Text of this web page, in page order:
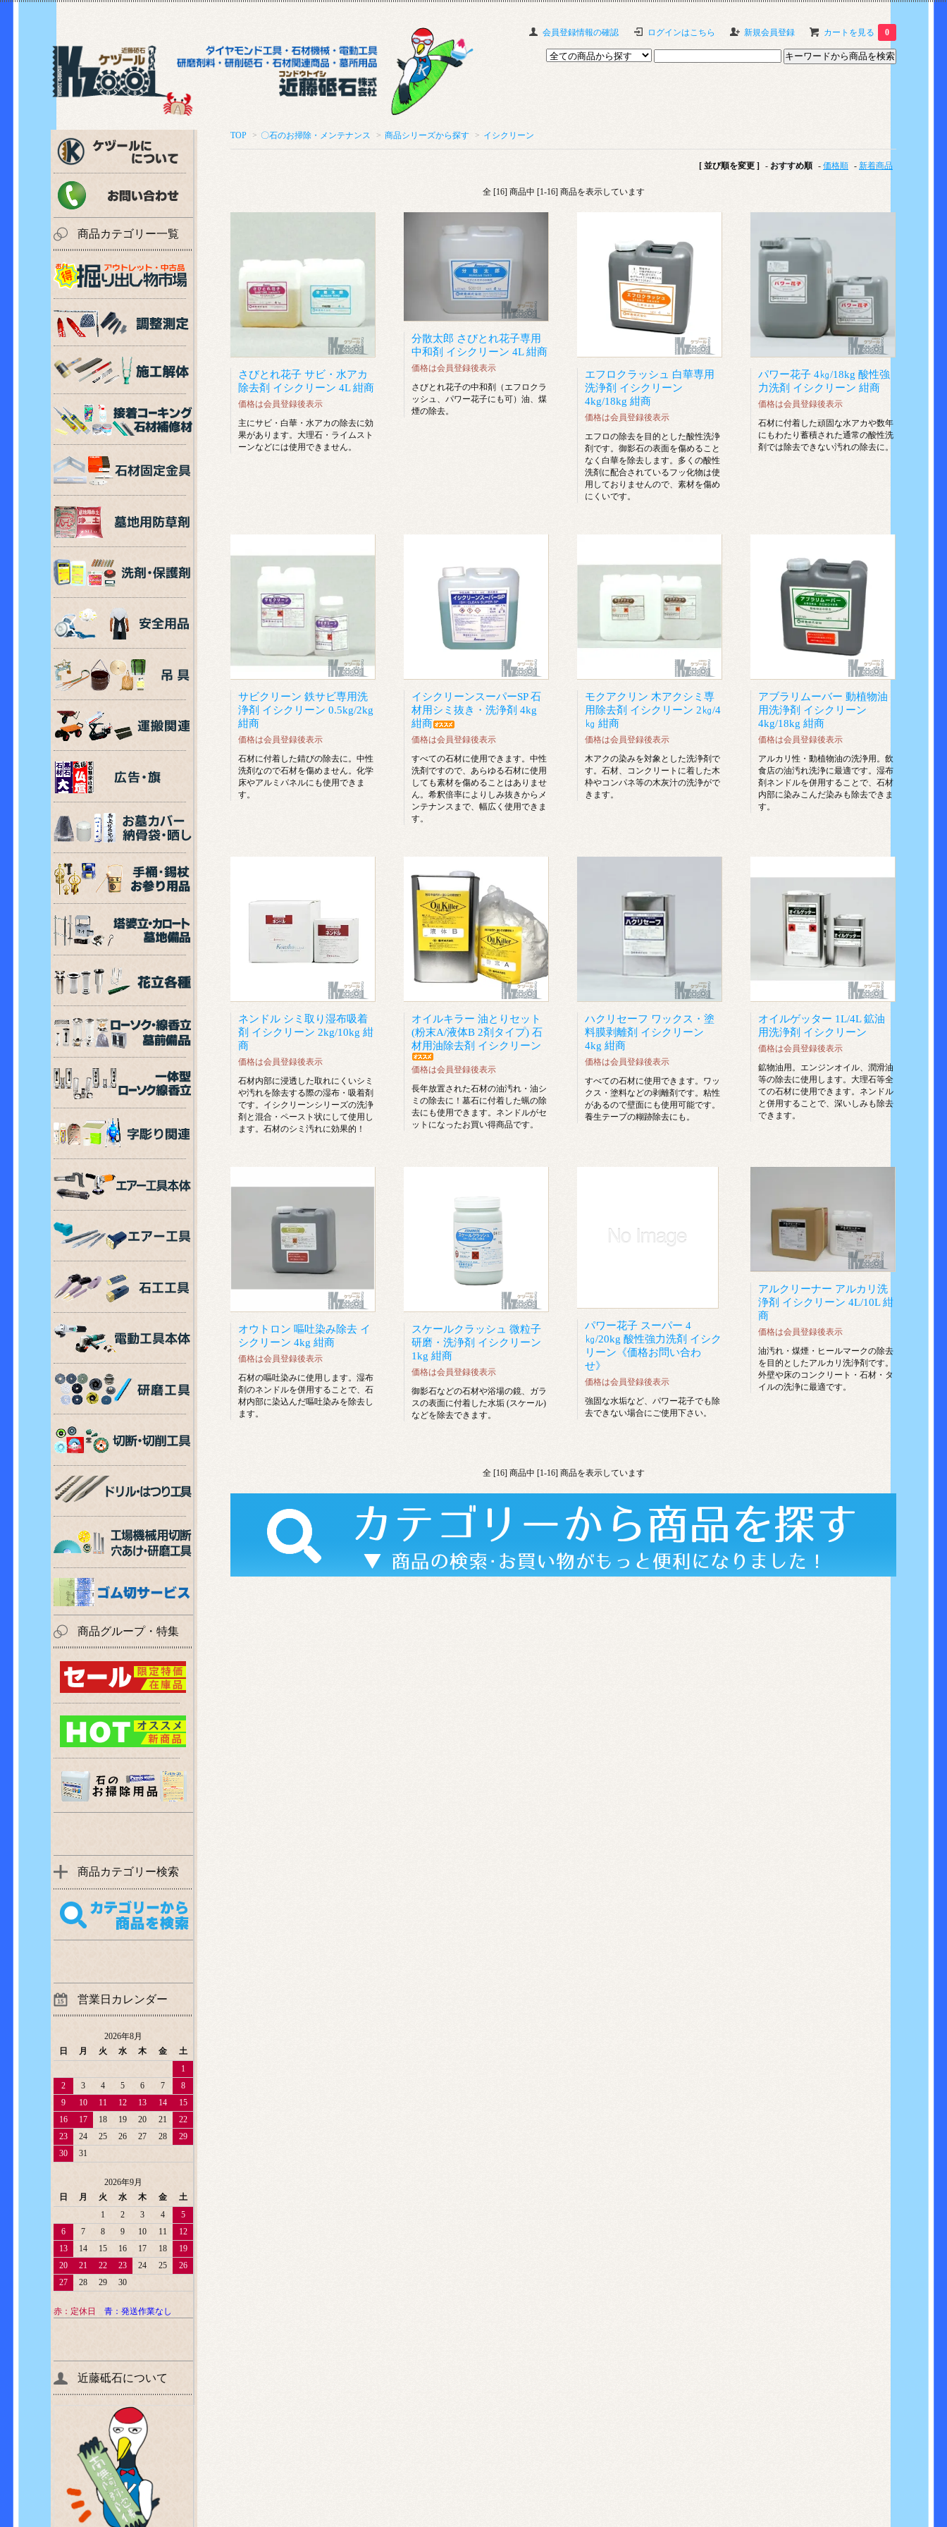
会員登録情報の確認 ログインはこちら 新規会員登録 カートを見る 0
TOP > 〇石のお掃除・メンテナンス > 商品シリーズから探す > イシクリーン
[ 並び順を変更 ] - おすすめ順 - 価格順 - 新着商品
全 [16] 商品中 [1-16] 商品を表示しています
さびとれ花子 サビ・水アカ
除去剤 イシクリーン 4L 紺商
価格は会員登録後表示
主にサビ・白華・水アカの除去に効
果があります。大理石・ライムスト
ーンなどには使用できません。
分散太郎 さびとれ花子専用
中和剤 イシクリーン 4L 紺商
価格は会員登録後表示
さびとれ花子の中和剤（エフロクラ
ッシュ、パワー花子にも可）油、煤
煙の除去。
エフロクラッシュ 白華専用
洗浄剤 イシクリーン
4kg/18kg 紺商
価格は会員登録後表示
エフロの除去を目的とした酸性洗浄
剤です。御影石の表面を傷めること
なく白華を除去します。多くの酸性
洗剤に配合されているフッ化物は使
用しておりませんので、素材を傷め
にくいです。
パワー花子 4㎏/18kg 酸性強
力洗剤 イシクリーン 紺商
価格は会員登録後表示
石材に付着した頑固な水アカや数年
にもわたり蓄積された通常の酸性洗
剤では除去できない汚れの除去に。
サビクリーン 鉄サビ専用洗
浄剤 イシクリーン 0.5kg/2kg
紺商
価格は会員登録後表示
石材に付着した錆びの除去に。中性
洗剤なので石材を傷めません。化学
床やアルミパネルにも使用できま
す。
イシクリーンスーパーSP 石
材用シミ抜き・洗浄剤 4kg
紺商
価格は会員登録後表示
すべての石材に使用できます。中性
洗剤ですので、あらゆる石材に使用
しても素材を傷めることはありませ
ん。希釈倍率によりしみ抜きからメ
ンテナンスまで、幅広く使用できま
す。
モクアクリン 木アクシミ専
用除去剤 イシクリーン 2㎏/4
㎏ 紺商
価格は会員登録後表示
木アクの染みを対象とした洗浄剤で
す。石材、コンクリートに着した木
枠やコンパネ等の木灰汁の洗浄がで
きます。
アブラリムーバー 動植物油
用洗浄剤 イシクリーン
4kg/18kg 紺商
価格は会員登録後表示
アルカリ性・動植物油の洗浄用。飲
食店の油汚れ洗浄に最適です。湿布
剤ネンドルを併用することで、石材
内部に染みこんだ染みも除去できま
す。
ネンドル シミ取り湿布吸着
剤 イシクリーン 2kg/10kg 紺
商
価格は会員登録後表示
石材内部に浸透した取れにくいシミ
や汚れを除去する際の湿布・吸着剤
です。イシクリーンシリーズの洗浄
剤と混合・ペースト状にして使用し
ます。石材のシミ汚れに効果的！
オイルキラー 油とりセット
(粉末A/液体B 2剤タイプ) 石
材用油除去剤 イシクリーン
価格は会員登録後表示
長年放置された石材の油汚れ・油シ
ミの除去に！墓石に付着した蝋の除
去にも使用できます。ネンドルがセ
ットになったお買い得商品です。
ハクリセーフ ワックス・塗
料膜剥離剤 イシクリーン
4kg 紺商
価格は会員登録後表示
すべての石材に使用できます。ワッ
クス・塗料などの剥離剤です。粘性
があるので壁面にも使用可能です。
養生テープの糊跡除去にも。
オイルゲッター 1L/4L 鉱油
用洗浄剤 イシクリーン
価格は会員登録後表示
鉱物油用。エンジンオイル、潤滑油
等の除去に使用します。大理石等全
ての石材に使用できます。ネンドル
と併用することで、深いしみも除去
できます。
オウトロン 嘔吐染み除去 イ
シクリーン 4kg 紺商
価格は会員登録後表示
石材の嘔吐染みに使用します。湿布
剤のネンドルを併用することで、石
材内部に染込んだ嘔吐染みを除去し
ます。
スケールクラッシュ 微粒子
研磨・洗浄剤 イシクリーン
1kg 紺商
価格は会員登録後表示
御影石などの石材や浴場の鏡、ガラ
スの表面に付着した水垢 (スケール)
などを除去できます。
パワー花子 スーパー 4
㎏/20kg 酸性強力洗剤 イシク
リーン《価格お問い合わ
せ》
価格は会員登録後表示
強固な水垢など、パワー花子でも除
去できない場合にご使用下さい。
アルクリーナー アルカリ洗
浄剤 イシクリーン 4L/10L 紺
商
価格は会員登録後表示
油汚れ・煤煙・ヒールマークの除去
を目的としたアルカリ洗浄剤です。
外壁や床のコンクリート・石材・タ
イルの洗浄に最適です。
全 [16] 商品中 [1-16] 商品を表示しています
商品カテゴリー一覧
商品グループ・特集
商品カテゴリー検索
営業日カレンダー
2026年8月
日
月 火 水 木 金
土
1
2
3 4 5 6 7
8
9
10 11 12 13 14
15
16
17 18 19 20 21
22
23
24 25 26 27 28
29
30
31
2026年9月
日
月 火 水 木 金
土
1
2 3 4
5
6
7 8 9 10 11
12
13
14 15 16 17 18
19
20
21 22 23 24 25
26
27
28 29 30
赤：定休日 青：発送作業なし
近藤砥石について